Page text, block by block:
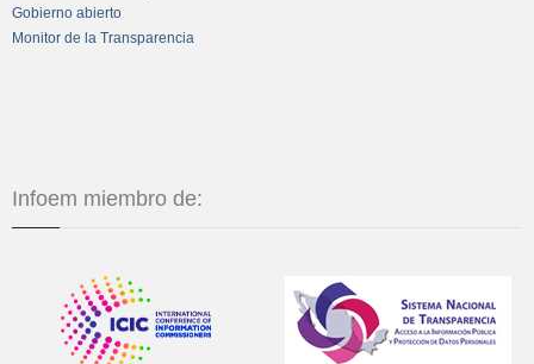
Gobierno abierto
Monitor de la Transparencia
Infoem miembro de: